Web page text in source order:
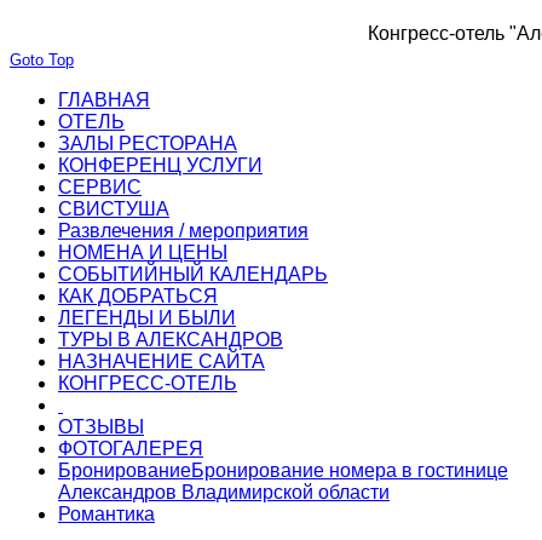
Конгресс-отель
Goto Top
ГЛАВНАЯ
ОТЕЛЬ
ЗАЛЫ РЕСТОРАНА
КОНФЕРЕНЦ УСЛУГИ
СЕРВИС
СВИСТУША
Развлечения / мероприятия
НОМЕНА И ЦЕНЫ
СОБЫТИЙНЫЙ КАЛЕНДАРЬ
КАК ДОБРАТЬСЯ
ЛЕГЕНДЫ И БЫЛИ
ТУРЫ В АЛЕКСАНДРОВ
НАЗНАЧЕНИЕ САЙТА
КОНГРЕСС-ОТЕЛЬ
ОТЗЫВЫ
ФОТОГАЛЕРЕЯ
БронированиеБронирование номера в гостинице
Александров Владимирской области
Романтика